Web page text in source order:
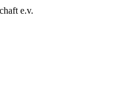
e.v.